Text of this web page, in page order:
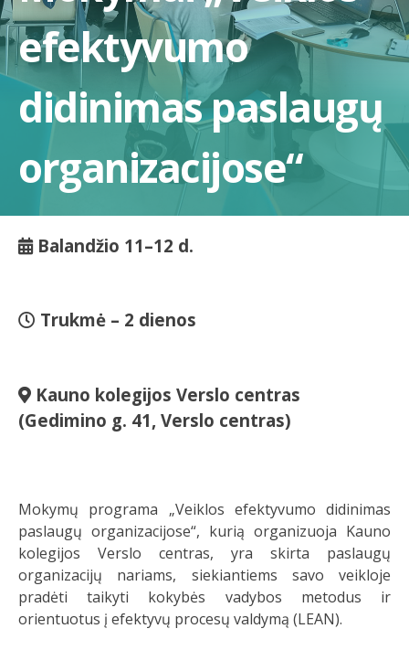
efektyvumo
didinimas paslaugų
organizacijose“
Balandžio 11–12 d.
Trukmė – 2 dienos
Kauno kolegijos Verslo centras
(Gedimino g. 41, Verslo centras)
Mokymų programa „Veiklos efektyvumo didinimas
paslaugų organizacijose“, kurią organizuoja Kauno
kolegijos Verslo centras, yra skirta paslaugų
organizacijų nariams, siekiantiems savo veikloje
pradėti taikyti kokybės vadybos metodus ir
orientuotus į efektyvų procesų valdymą (LEAN).